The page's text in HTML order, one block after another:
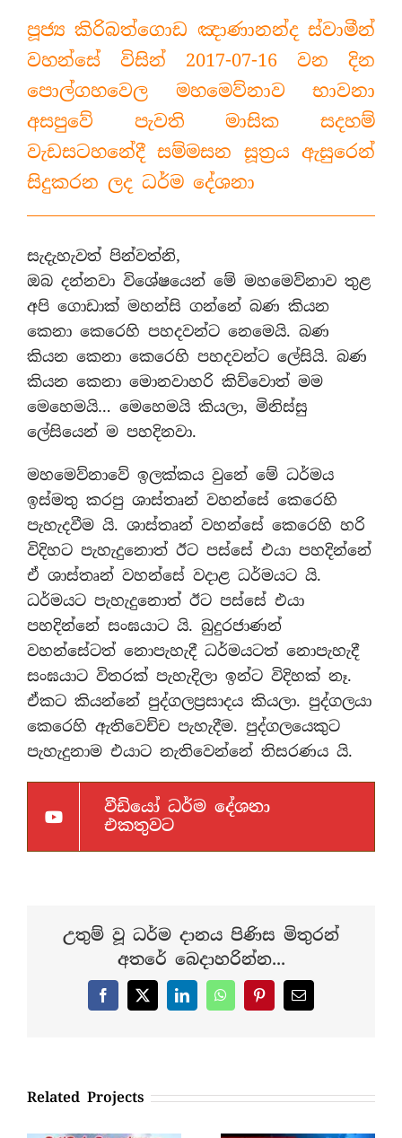
පූජ්‍ය කිරිබත්ගොඩ ඤාණානන්ද ස්වාමීන්
වහන්සේ විසින් 2017-07-16 වන දින
පොල්ගහවෙල මහමෙව්නාව භාවනා
අසපුවේ පැවති මාසික සදහම්
වැඩසටහනේදී සම්මසන සූත්‍රය ඇසුරෙන්
සිදුකරන ලද ධර්ම දේශනා
සැදැහැවත් පින්වත්නි,
ඔබ දන්නවා විශේෂයෙන් මේ මහමෙව්නාව තුළ
අපි ගොඩාක් මහන්සි ගන්නේ බණ කියන
කෙනා කෙරෙහි පහදවන්ට නෙමෙයි. බණ
කියන කෙනා කෙරෙහි පහදවන්ට ලේසියි. බණ
කියන කෙනා මොනවාහරි කිව්වොත් මම
මෙහෙමයි… මෙහෙමයි කියලා, මිනිස්සු
ලේසියෙන් ම පහදිනවා.
මහමෙව්නාවේ ඉලක්කය වුනේ මේ ධර්මය
ඉස්මතු කරපු ශාස්තෘන් වහන්සේ කෙරෙහි
පැහැදවීම යි. ශාස්තෘන් වහන්සේ කෙරෙහි හරි
විදිහට පැහැදුනොත් ඊට පස්සේ එයා පහදින්නේ
ඒ ශාස්තෘන් වහන්සේ වදාළ ධර්මයට යි.
ධර්මයට පැහැදුනොත් ඊට පස්සේ එයා
පහදින්නේ සංඝයාට යි. බුදුරජාණන්
වහන්සේටත් නොපැහැදී ධර්මයටත් නොපැහැදී
සංඝයාට විතරක් පැහැදිලා ඉන්ට විදිහක් නෑ.
ඒකට කියන්නේ පුද්ගලප්‍රසාදය කියලා. පුද්ගලයා
කෙරෙහි ඇතිවෙච්ච පැහැදීම. පුද්ගලයෙකුට
පැහැදුනාම එයාට නැතිවෙන්නේ තිසරණය යි.
වීඩියෝ ධර්ම දේශනා
එකතුවට
උතුම් වූ ධර්ම දානය පිණිස මිතුරන්
අතරේ බෙදාහරින්න...
Facebook
X LinkedInWhatsAppPinterestEmail
Related Projects